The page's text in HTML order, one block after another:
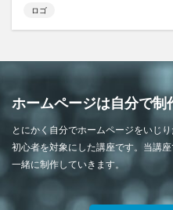
ロゴ
ホームページは自分で制
とにかく自分でホームページをいじ
初心者を対象にした講座です。当講
一緒に制作していきます。